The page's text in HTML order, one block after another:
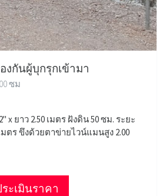
งกันผู้บุกรุกเข้ามา
ซม
x ยาว 2.50 เมตร ฝังดิน 50 ซม. ระยะ
มตร ขึงด้วยตาข่ายไวน์แมนสูง 2.00
ะเมินราคา